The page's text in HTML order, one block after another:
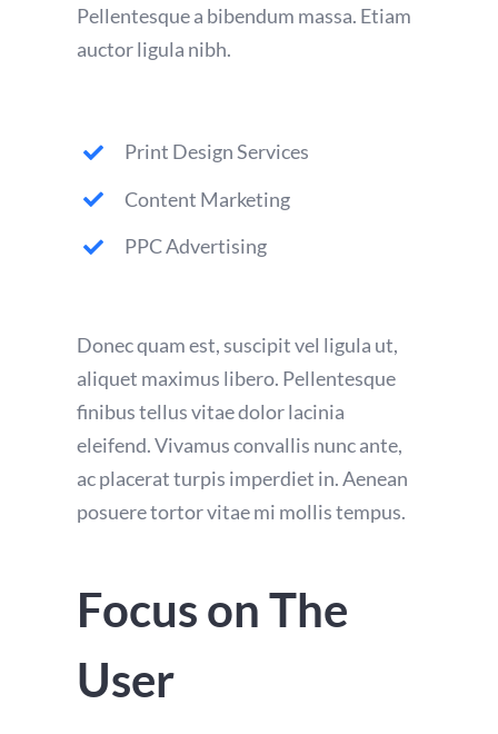
Pellentesque a bibendum massa. Etiam
auctor ligula nibh.
Print Design Services
Content Marketing
PPC Advertising
Donec quam est, suscipit vel ligula ut,
aliquet maximus libero. Pellentesque
finibus tellus vitae dolor lacinia
eleifend. Vivamus convallis nunc ante,
ac placerat turpis imperdiet in. Aenean
posuere tortor vitae mi mollis tempus.
Focus on The
User